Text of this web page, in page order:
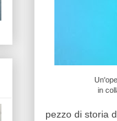
in
pezzo di storia